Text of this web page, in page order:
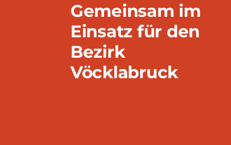
Gemeinsam im
Einsatz für den
Bezirk
Vöcklabruck